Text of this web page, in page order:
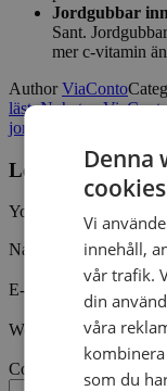
Jordgubbar
Sant.
mer c-vitamin
AuthorViaConto
läst,Nyheter,
jordgubbar
Leave a Reply
Your email address
Namn
E-post
Webbsida
Comment
Denna
cookies
Vi
innehåll,
vår trafik.
din
våra
som du